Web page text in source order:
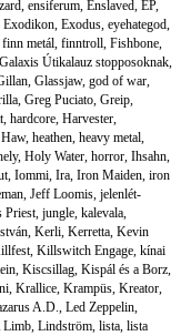
, ensiferum, Enslaved, EP,
Exodikon, Exodus, eyehategod,
finn metál, finntroll, Fishbone,
Galaxis Útikalauz stopposoknak,
, Glassjaw, god of war,
, Greg Puciato, Greip,
, hardcore, Harvester,
Haw, heathen, heavy metal,
, Holy Water, horror, Ihsahn,
, Iommi, Ira, Iron Maiden, iron
, Jeff Loomis, jelenlét-
Priest, jungle, kalevala,
, Kerli, Kerretta, Kevin
, Killswitch Engage, kínai
, Kiscsillag, Kispál és a Borz,
, Krallice, Krampüs, Kreator,
A.D., Led Zeppelin,
Limb, Lindström, lista, lista